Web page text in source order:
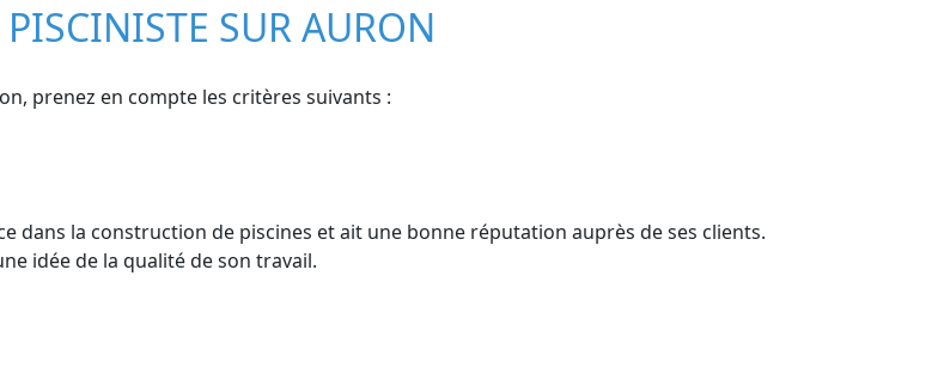
SUR AURON
prenez en compte les critères suivants :
dans la construction de piscines et ait une bonne réputation auprès de ses clients.
idée de la qualité de son travail.